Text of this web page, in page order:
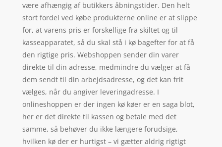
være afhængig af butikkers åbningstider. Den helt
stort fordel ved købe produkterne online er at slippe
for, at varens pris er forskellige fra skiltet og til
kasseapparatet, så du skal stå i kø bagefter for at få
den rigtige pris. Webshoppen sender din varer
direkte til din adresse, medmindre du vælger at få
dem sendt til din arbejdsadresse, og det kan frit
vælges, når du angiver leveringadresse. I
onlineshoppen er der ingen kø køer er en saga blot,
her er det direkte til kassen og betale med det
samme, så behøver du ikke længere forudsige,
hvilken kø der er hurtigst – vi gætter aldrig rigtigt